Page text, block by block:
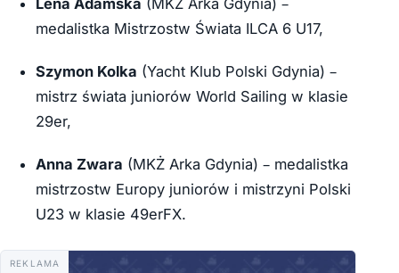
Lena Adamska (MKŻ Arka Gdynia) –
medalistka Mistrzostw Świata ILCA 6 U17,
Szymon Kolka (Yacht Klub Polski Gdynia) –
mistrz świata juniorów World Sailing w klasie
29er,
Anna Zwara (MKŻ Arka Gdynia) – medalistka
mistrzostw Europy juniorów i mistrzyni Polski
U23 w klasie 49erFX.
REKLAMA